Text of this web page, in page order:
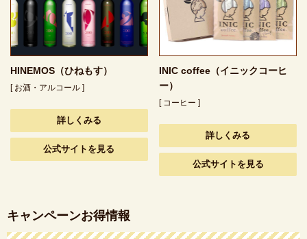
HINEMOS（ひねもす）
[ お酒・アルコール ]
詳しくみる
公式サイトを見る
INIC coffee（イニックコーヒ
ー）
[ コーヒー ]
詳しくみる
公式サイトを見る
キャンペーンお得情報